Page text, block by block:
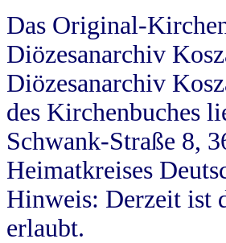
Das Original-
Diözesanarchiv
Diözesanarchiv
des Kirchenbuches
Schwank-Straße 8,
Heimatkreises
Hinweis: Derzeit ist
erlaubt.